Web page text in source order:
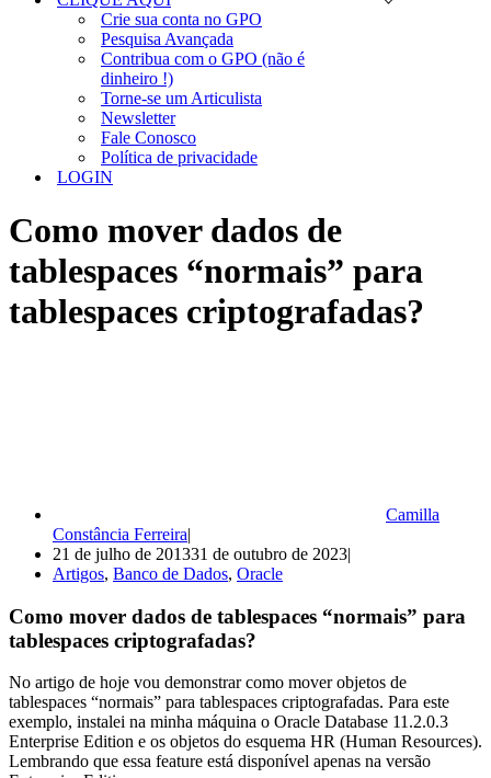
Crie sua conta no GPO
Pesquisa Avançada
Contribua com o GPO (não é
dinheiro !)
Torne-se um Articulista
Newsletter
Fale Conosco
Política de privacidade
LOGIN
Como mover dados de
tablespaces “normais” para
tablespaces criptografadas?
Camilla
Constância Ferreira
21 de julho de 201331 de outubro de 2023
Artigos, Banco de Dados, Oracle
Como mover dados de tablespaces “normais” para
tablespaces criptografadas?
No artigo de hoje vou demonstrar como mover objetos de
tablespaces “normais” para tablespaces criptografadas. Para este
exemplo, instalei na minha máquina o Oracle Database 11.2.0.3
Enterprise Edition e os objetos do esquema HR (Human Resources).
Lembrando que essa feature está disponível apenas na versão